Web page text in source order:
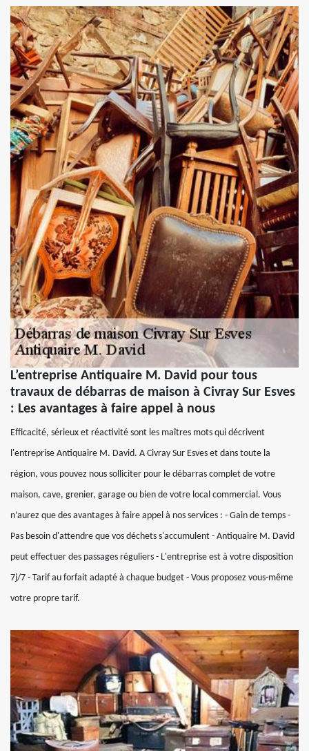
L’entreprise Antiquaire M. David pour tous
travaux de débarras de maison à Civray Sur Esves
: Les avantages à faire appel à nous
Efficacité, sérieux et réactivité sont les maîtres mots qui décrivent
l'entreprise Antiquaire M. David. A Civray Sur Esves et dans toute la
région, vous pouvez nous solliciter pour le débarras complet de votre
maison, cave, grenier, garage ou bien de votre local commercial. Vous
n’aurez que des avantages à faire appel à nos services : - Gain de temps -
Pas besoin d'attendre que vos déchets s'accumulent - Antiquaire M. David
peut effectuer des passages réguliers - L'entreprise est à votre disposition
7j/7 - Tarif au forfait adapté à chaque budget - Vous proposez vous-même
votre propre tarif.